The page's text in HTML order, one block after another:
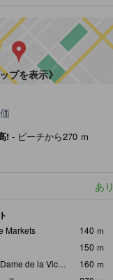
プを表示》
! - ビーチから270 ｍ
あり
Markets
140 ｍ
150 ｍ
Basilique Notre-Dame de la Victoire
160 ｍ